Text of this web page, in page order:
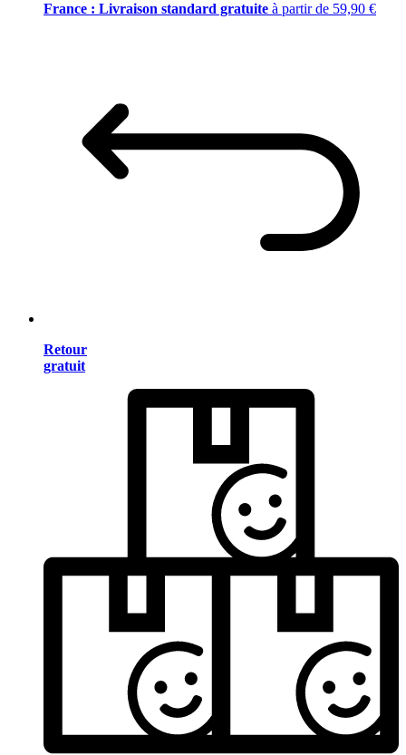
France : Livraison standard gratuite à partir de 59,90 €
Retour
gratuit